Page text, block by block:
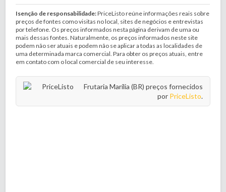
Isenção de responsabilidade:PriceListo reúne informações reais sobre
preços de fontes como visitas no local, sites de negócios e entrevistas
por telefone. Os preços informados nesta página derivam de uma ou
mais dessas fontes. Naturalmente, os preços informados neste site
podem não ser atuais e podem não se aplicar a todas as localidades de
uma determinada marca comercial. Para obter os preços atuais, entre
em contato com o local comercial de seu interesse.
Frutaria Marília (BR) preços fornecidos
por PriceListo.